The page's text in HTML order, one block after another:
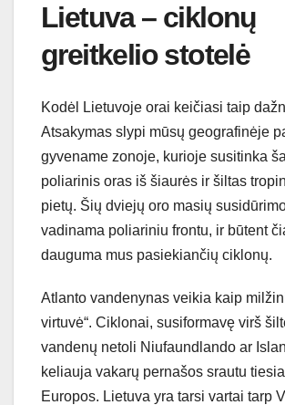
Lietuva – ciklonų
greitkelio stotelė
Kodėl Lietuvoje orai keičiasi taip
Atsakymas slypi mūsų geografinėje
gyvename zonoje, kurioje susitinka
poliarinis oras iš šiaurės ir šiltas
pietų. Šių dviejų oro masių
vadinama poliariniu frontu, ir būtent
dauguma mus pasiekiančių ciklonų.
Atlanto vandenynas veikia kaip
virtuvė“. Ciklonai, susiformavę virš
vandenų netoli Niufaundlando ar
keliauja vakarų pernašos srautu
Europos. Lietuva yra tarsi vartai tarp